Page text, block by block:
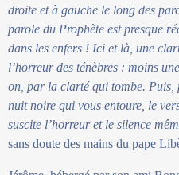
droite et à gauche le long des
parole du Prophète est presque
dans les enfers ! Ici et là, une
l’horreur des ténèbres : moins
on, par la clarté qui tombe. Puis,
nuit noire qui vous entoure, le
suscite l’horreur et le silence
sans doute des mains du pape